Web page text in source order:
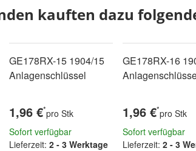
kauften dazu
GE178RX-15 1904/15
Anlagenschlüssel
1,96 €*pro Stk
Sofort verfügbar
Lieferzeit: 2 - 3 Werktage
GE178RX-16
1,96 €*pro Stk
Sofort verfügbar
Lieferzeit: 2 - 3